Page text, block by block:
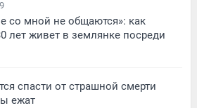
со мной не общаются»: как
лет живет в землянке посреди
спасти от страшной смерти
ежат